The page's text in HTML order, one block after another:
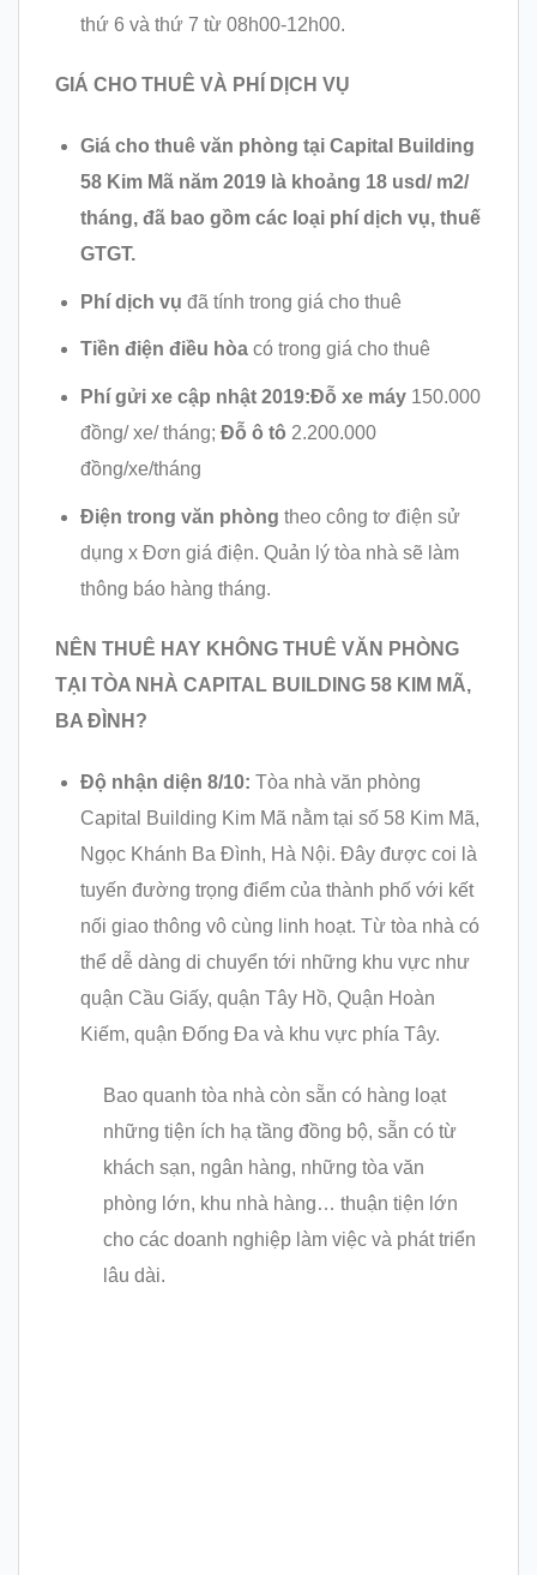
thứ 6 và thứ 7 từ 08h00-12h00.
GIÁ CHO THUÊ VÀ PHÍ DỊCH VỤ
Giá cho thuê văn phòng tại Capital Building
58 Kim Mã năm 2019 là khoảng 18 usd/ m2/
tháng, đã bao gồm các loại phí dịch vụ, thuế
GTGT.
Phí dịch vụ đã tính trong giá cho thuê
Tiền điện điều hòa có trong giá cho thuê
Phí gửi xe cập nhật 2019:Đỗ xe máy150.000
đồng/ xe/ tháng; Đỗ ô tô 2.200.000
đồng/xe/tháng
Điện trong văn phòng theo công tơ điện sử
dụng x Đơn giá điện. Quản lý tòa nhà sẽ làm
thông báo hàng tháng.
NÊN THUÊ HAY KHÔNG THUÊ VĂN PHÒNG
TẠI TÒA NHÀ CAPITAL BUILDING 58 KIM MÃ,
BA ĐÌNH?
Độ nhận diện 8/10: Tòa nhà văn phòng
Capital Building Kim Mã nằm tại số 58 Kim Mã,
Ngọc Khánh Ba Đình, Hà Nội. Đây được coi là
tuyến đường trọng điểm của thành phố với kết
nối giao thông vô cùng linh hoạt. Từ tòa nhà có
thể dễ dàng di chuyển tới những khu vực như
quận Cầu Giấy, quận Tây Hồ, Quận Hoàn
Kiếm, quận Đống Đa và khu vực phía Tây.
Bao quanh tòa nhà còn sẵn có hàng loạt
những tiện ích hạ tầng đồng bộ, sẵn có từ
khách sạn, ngân hàng, những tòa văn
phòng lớn, khu nhà hàng… thuận tiện lớn
cho các doanh nghiệp làm việc và phát triển
lâu dài.